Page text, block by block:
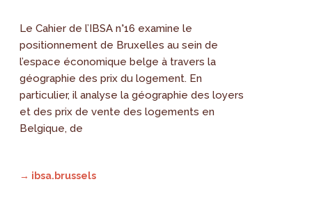
Le Cahier de l’IBSA n°16 examine le
positionnement de Bruxelles au sein de
l’espace économique belge à travers la
géographie des prix du logement. En
particulier, il analyse la géographie des loyers
et des prix de vente des logements en
Belgique, de
→ ibsa.brussels